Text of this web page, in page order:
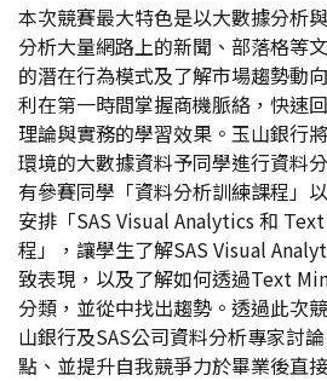
本次競賽最大特色是以大數據分析
分析大量網路上的新聞、部落格等
的潛在行為模式及了解市場趨勢動
利在第一時間掌握商機脈絡，快速
理論與實務的學習效果。玉山銀行
環境的大數據資料予同學進行資料
有參賽同學「資料分析訓練課程」
安排「SAS Visual Analytics 和
程」，讓學生了解SAS Visual
致表現，以及了解如何透過Text
分類，並從中找出趨勢。透過此次
山銀行及SAS公司資料分析專家討
點、並提升自我競爭力於畢業後直